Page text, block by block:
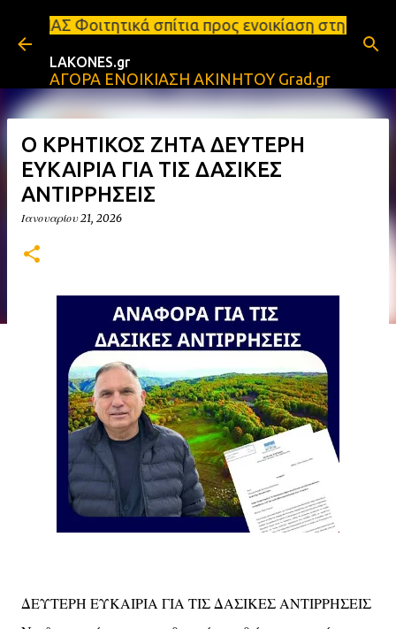
Μετάβαση στο κύριο περιεχόμενο
σπίτια προς ενοικίαση στη Σπάρτη
LAKONES.gr
ΑΓΟΡΑ ΕΝΟΙΚΙΑΣΗ ΑΚΙΝΗΤΟΥ Grad.gr
Ο ΚΡΗΤΙΚΟΣ ΖΗΤΑ ΔΕΥΤΕΡΗ
ΕΥΚΑΙΡΙΑ ΓΙΑ ΤΙΣ ΔΑΣΙΚΕΣ
ΑΝΤΙΡΡΗΣΕΙΣ
Ιανουαρίου 21, 2026
ΔΕΥΤΕΡΗ ΕΥΚΑΙΡΙΑ ΓΙΑ ΤΙΣ ΔΑΣΙΚΕΣ ΑΝΤΙΡΡΗΣΕΙΣ